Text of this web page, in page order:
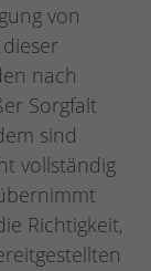
von
nach
Sorgfalt
sind
vollständig
Richtigkeit,